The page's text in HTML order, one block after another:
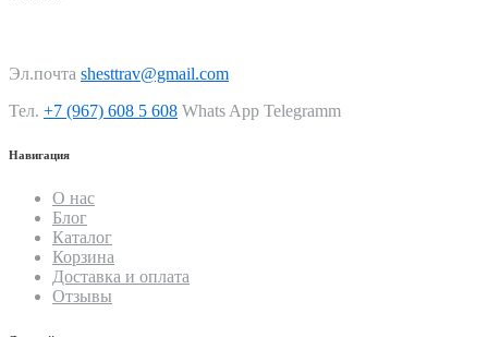
Эл.почта shesttrav@gmail.com
Тел. +7 (967) 608 5 608 Whats App Telegramm
Навигация
О нас
Блог
Каталог
Корзина
Доставка и оплата
Отзывы